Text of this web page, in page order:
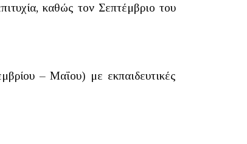
καθώς τον Σεπτέμβριο του
– Μαΐου) με εκπαιδευτικές